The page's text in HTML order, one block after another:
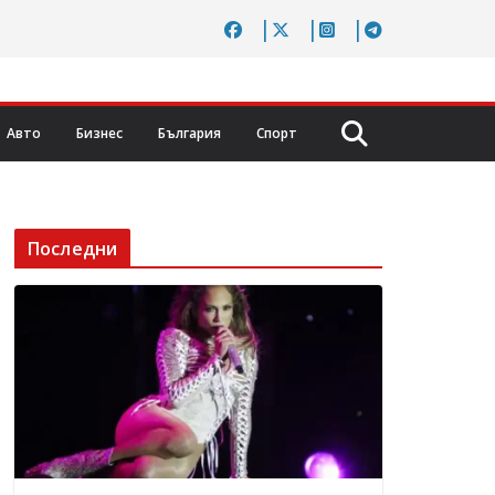
Авто Бизнес България Спорт
Последни